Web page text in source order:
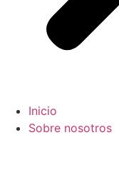
Inicio
Sobre nosotros